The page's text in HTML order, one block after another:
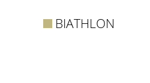
BIATHLON